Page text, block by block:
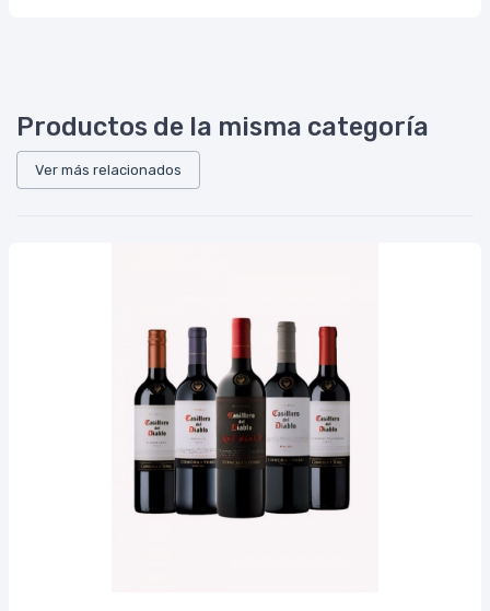
Productos de la misma categoría
Ver más relacionados